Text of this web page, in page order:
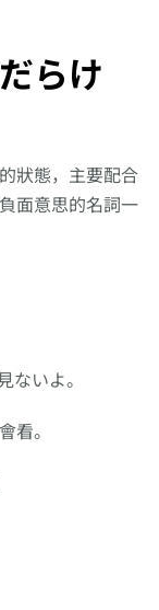
らけ
狀態，主要配合
面意思的名詞一
ないよ。
看。